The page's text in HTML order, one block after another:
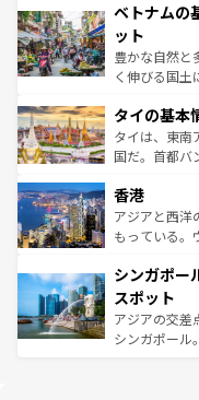
参照してほし
容にもいいと
照してほしい
き、地方に足
できる。そし
まで、さまざ
らではのナ
覧 を参照して
ベトナムの
ット
豊かな自然と
く伸びる国土
急速な発展と
ーチミン市の
醸し出してい
とつ。フォー
ひ現地で味わ
が旅行者を迎
参照してほし
タイの基本
タイは、東南
国だ。首都バ
の活気が交差
帯で自然と触
いビーチでリ
激する。気候
が待っている
た文化、そし
ける。
香港
アジアと西洋
もっている。
み、どこを訪
ており、効率
うな絶景から
そう。
シンガポー
スポット
アジアの交差
シンガポール